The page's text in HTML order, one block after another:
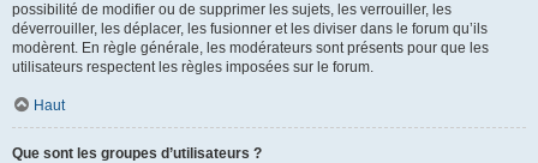
possibilité de modifier ou de supprimer les sujets, les verrouiller, les
déverrouiller, les déplacer, les fusionner et les diviser dans le forum qu’ils
modèrent. En règle générale, les modérateurs sont présents pour que les
utilisateurs respectent les règles imposées sur le forum.
Haut
Que sont les groupes d’utilisateurs ?